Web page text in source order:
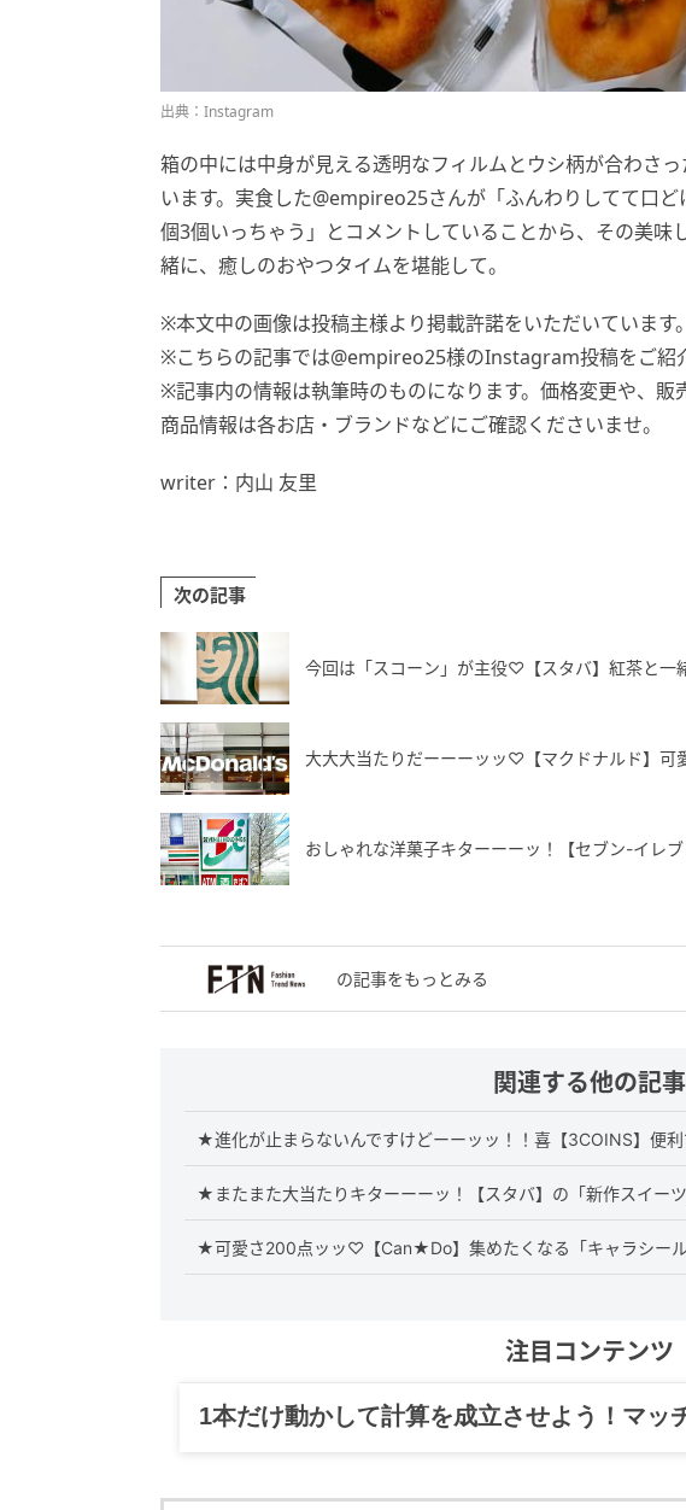
出典：Instagram
箱の中には中身が見える透明なフィルムとウシ柄が合わさ
います。実食した@empireo25さんが「ふんわりしてて口
個3個いっちゃう」とコメントしていることから、その美味
緒に、癒しのおやつタイムを堪能して。
※本文中の画像は投稿主様より掲載許諾をいただいています。
※こちらの記事では@empireo25様のInstagram投稿をご紹
※記事内の情報は執筆時のものになります。価格変更や、販
商品情報は各お店・ブランドなどにご確認くださいませ。
writer：内山 友里
次の記事
今回は「スコーン」が主役♡【スタバ】紅茶と一
大大大当たりだーーーッッ♡【マクドナルド】可
おしゃれな洋菓子キターーーッ！【セブン-イレ
の記事をもっとみる
関連する他の記事
★進化が止まらないんですけどーーッッ！！喜【3COINS】便
★またまた大当たりキターーーッ！【スタバ】の「新作スイー
★可愛さ200点ッッ♡【Can★Do】集めたくなる「キャラシール
注目コンテンツ
グルメ、ギャグ、子育て、旅行記……全部、